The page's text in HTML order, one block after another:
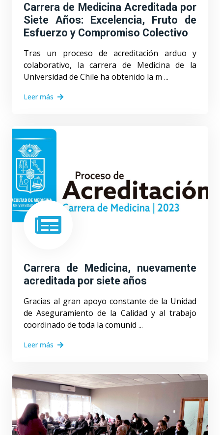
Carrera de Medicina Acreditada por
Siete Años: Excelencia, Fruto de
Esfuerzo y Compromiso Colectivo
Tras un proceso de acreditación arduo y
colaborativo, la carrera de Medicina de la
Universidad de Chile ha obtenido la m ...
Leer más
Carrera de Medicina, nuevamente
acreditada por siete años
Gracias al gran apoyo constante de la Unidad
de Aseguramiento de la Calidad y al trabajo
coordinado de toda la comunid ...
Leer más